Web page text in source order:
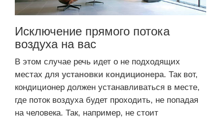
Исключение прямого потока
воздуха на вас
В этом случае речь идет о не подходящих
местах для установки кондиционера. Так вот,
кондиционер должен устанавливаться в месте,
где поток воздуха будет проходить, не попадая
на человека. Так, например, не стоит